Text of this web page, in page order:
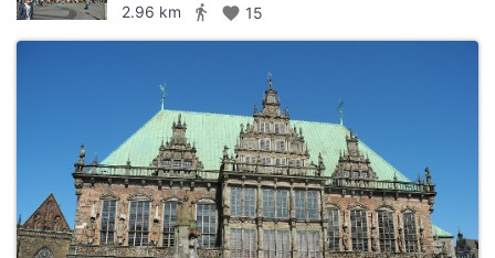
2.96 km
directions_walk favorite 15